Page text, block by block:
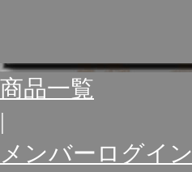
商品一覧
|
メンバーログイン